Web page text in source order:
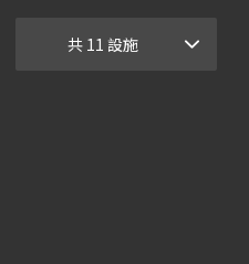
共 11 設施